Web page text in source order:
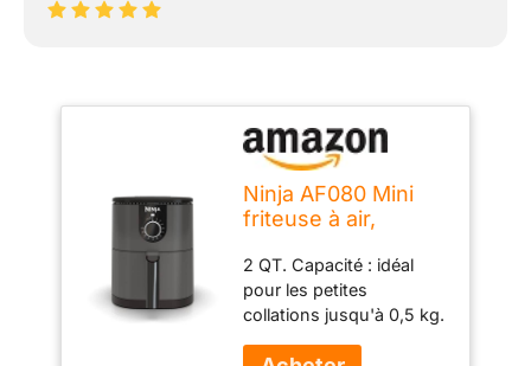
Ninja AF080 Mini
friteuse à air,
compacte,
antiadhésive, avec
minuterie à réglage
rapide, gris
2 QT. Capacité : idéal
pour les petites
collations jusqu'à 0,5 kg.